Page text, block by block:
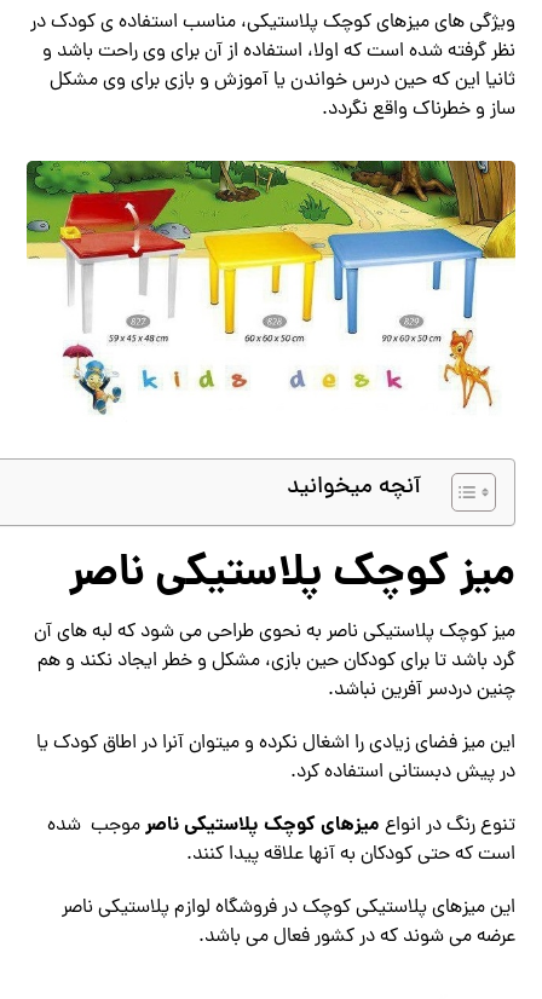
ویژگی های میزهای کوچک پلاستیکی، مناسب استفاده ی کودک در
نظر گرفته شده است که اولا، استفاده از آن برای وی راحت باشد و
ثانیا این که حین درس خواندن یا آموزش و بازی برای وی مشکل
ساز و خطرناک واقع نگردد.
آنچه میخوانید
میز کوچک پلاستیکی ناصر
میز کوچک پلاستیکی ناصر به نحوی طراحی می شود که لبه های آن
گرد باشد تا برای کودکان حین بازی، مشکل و خطر ایجاد نکند و هم
چنین دردسر آفرین نباشد.
این میز فضای زیادی را اشغال نکرده و میتوان آنرا در اطاق کودک یا
در پیش دبستانی استفاده کرد.
تنوع رنگ در انواع میزهای کوچک پلاستیکی ناصرموجب شده
است که حتی کودکان به آنها علاقه پیدا کنند.
این میزهای پلاستیکی کوچک در فروشگاه لوازم پلاستیکی ناصر
عرضه می شوند که در کشور فعال می باشد.